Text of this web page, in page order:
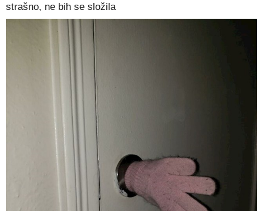
strašno, ne bih se složila